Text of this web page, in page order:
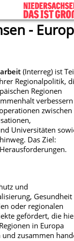
-
(Interreg) ist
Regionalpolitik,
Regionen
zwischen
Universitäten
Das Ziel:
und
Gesundheit
oder regionalen
gefördert, die
in Europa
zusammen